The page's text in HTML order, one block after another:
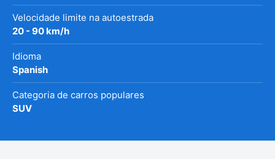
Velocidade limite na autoestrada
20 - 90 km/h
Idioma
Spanish
Categoria de carros populares
SUV